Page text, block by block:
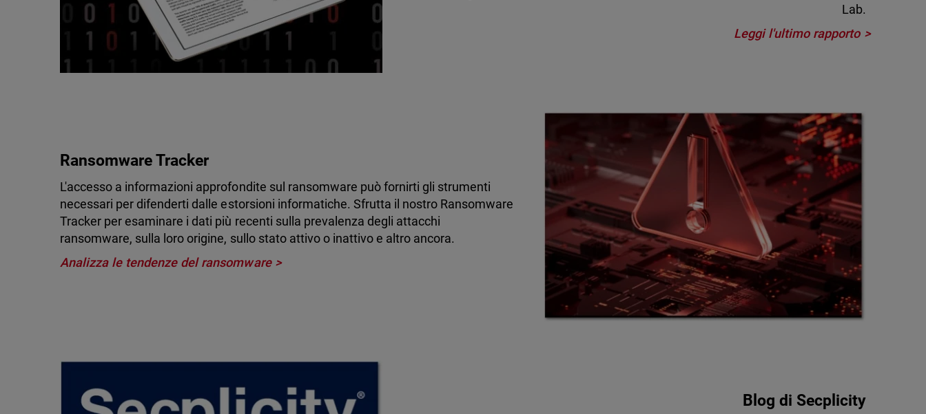
Lab.
Leggi l'ultimo rapporto
Ransomware Tracker
L'accesso a informazioni approfondite sul ransomware può fornirti gli strumenti
necessari per difenderti dalle estorsioni informatiche. Sfrutta il nostro Ransomware
Tracker per esaminare i dati più recenti sulla prevalenza degli attacchi
ransomware, sulla loro origine, sullo stato attivo o inattivo e altro ancora.
Analizza le tendenze del ransomware
Blog di Secplicity